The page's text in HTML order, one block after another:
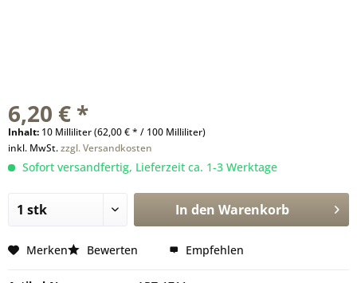
6,20 € *
Inhalt: 10 Milliliter (62,00 € * / 100 Milliliter)
inkl. MwSt.zzgl. Versandkosten
Sofort versandfertig, Lieferzeit ca. 1-3 Werktage
In den Warenkorb
Merken Bewerten Empfehlen